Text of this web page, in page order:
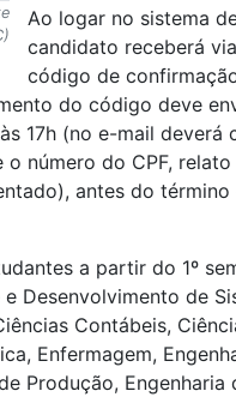
Ao logar no sistema
candidato receberá
código de
do código deve
17h (no e-mail deverá
número do CPF,
antes do
a partir do 1º
Desenvolvimento de
Contábeis,
Enfermagem,
Produção, Engenharia